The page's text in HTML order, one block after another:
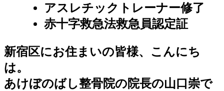
アスレチックトレーナー修了
赤十字救急法救急員認定証
新宿区にお住まいの皆様、こんにち
は。
あけぼのばし整骨院の院長の山口崇で